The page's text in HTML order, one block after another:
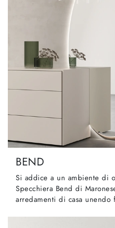
BEND
Si addice a un ambiente di
Specchiera Bend di
arredamenti di casa unendo